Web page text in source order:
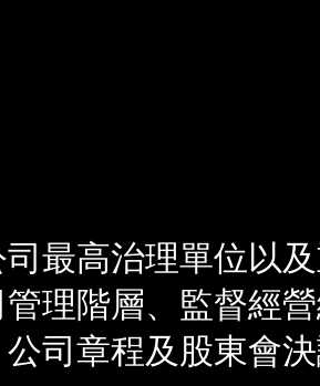
最高治理單位以
理階層、監督經
司章程及股東會